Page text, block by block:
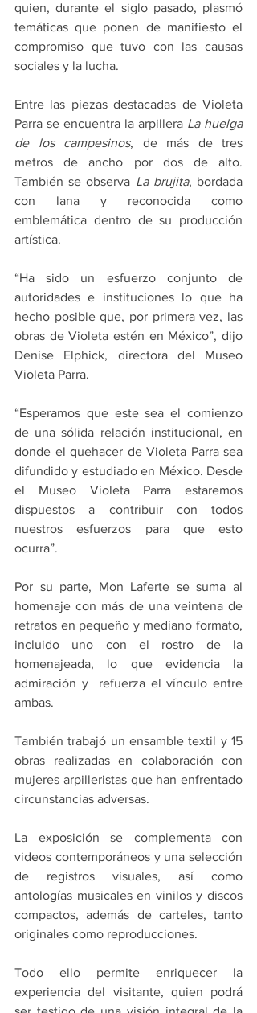
quien, durante el siglo pasado, plasmó
temáticas que ponen de manifiesto el
compromiso que tuvo con las causas
sociales y la lucha.
Entre las piezas destacadas de Violeta
Parra se encuentra la arpillera La huelga
de los campesinos, de más de tres
metros de ancho por dos de alto.
También se observa La brujita, bordada
con lana y reconocida como
emblemática dentro de su producción
artística.
“Ha sido un esfuerzo conjunto de
autoridades e instituciones lo que ha
hecho posible que, por primera vez, las
obras de Violeta estén en México”, dijo
Denise Elphick, directora del Museo
Violeta Parra.
“Esperamos que este sea el comienzo
de una sólida relación institucional, en
donde el quehacer de Violeta Parra sea
difundido y estudiado en México. Desde
el Museo Violeta Parra estaremos
dispuestos a contribuir con todos
nuestros esfuerzos para que esto
ocurra”.
Por su parte, Mon Laferte se suma al
homenaje con más de una veintena de
retratos en pequeño y mediano formato,
incluido uno con el rostro de la
homenajeada, lo que evidencia la
admiración y  refuerza el vínculo entre
ambas.
También trabajó un ensamble textil y 15
obras realizadas en colaboración con
mujeres arpilleristas que han enfrentado
circunstancias adversas.
La exposición se complementa con
videos contemporáneos y una selección
de registros visuales, así como
antologías musicales en vinilos y discos
compactos, además de carteles, tanto
originales como reproducciones.
Todo ello permite enriquecer la
experiencia del visitante, quien podrá